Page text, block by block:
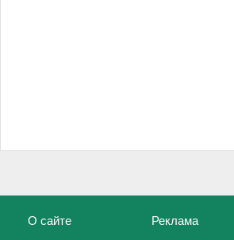
О сайте Реклама